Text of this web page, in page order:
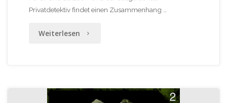
Privatdetektiv findet einen Zusammenhang …
Weiterlesen "Ferdinand
–